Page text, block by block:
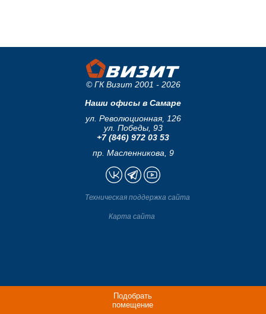
Подобрать
помещение
© ГК Визит 2001 - 2026
Наши офисы в Самаре
ул. Революционная, 126
ул. Победы, 93
+7 (846) 972 03 53
пр. Масленникова, 9
Техническая поддержка сайта
Карта сайта